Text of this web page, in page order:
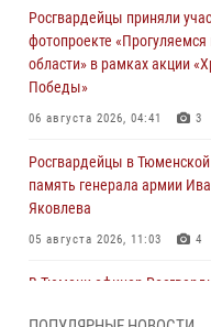
Росгвардейцы приняли
фотопроекте
области» в рамках акции
Победы»
06 августа 2026, 04:41 3
Росгвардейцы в
память генерала армии
Яковлева
05 августа 2026, 11:03 4
В Тюмени офицер